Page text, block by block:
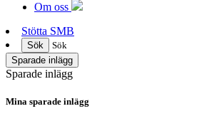
Om oss
Stötta SMB
Sök
Sök
Sparade inlägg
Sparade inlägg
Mina sparade inlägg